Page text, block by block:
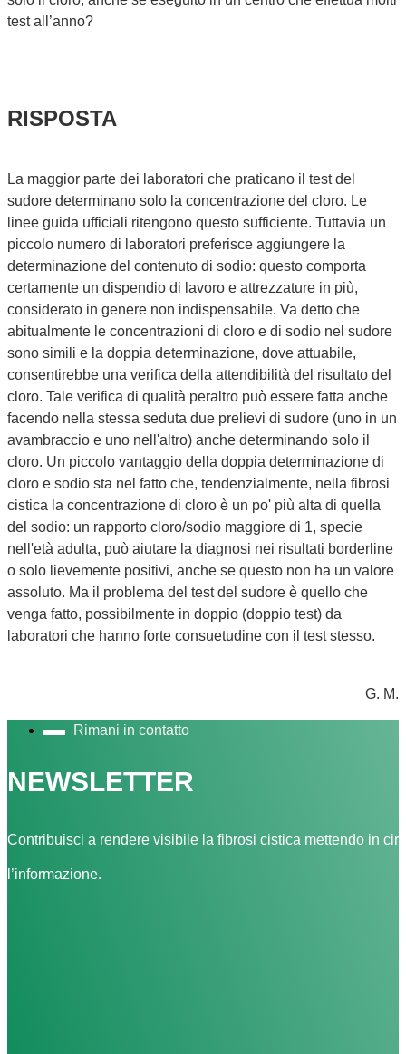
test all’anno?
RISPOSTA
La maggior parte dei laboratori che praticano il test del
sudore determinano solo la concentrazione del cloro. Le
linee guida ufficiali ritengono questo sufficiente. Tuttavia un
piccolo numero di laboratori preferisce aggiungere la
determinazione del contenuto di sodio: questo comporta
certamente un dispendio di lavoro e attrezzature in più,
considerato in genere non indispensabile. Va detto che
abitualmente le concentrazioni di cloro e di sodio nel sudore
sono simili e la doppia determinazione, dove attuabile,
consentirebbe una verifica della attendibilità del risultato del
cloro. Tale verifica di qualità peraltro può essere fatta anche
facendo nella stessa seduta due prelievi di sudore (uno in un
avambraccio e uno nell'altro) anche determinando solo il
cloro. Un piccolo vantaggio della doppia determinazione di
cloro e sodio sta nel fatto che, tendenzialmente, nella fibrosi
cistica la concentrazione di cloro è un po' più alta di quella
del sodio: un rapporto cloro/sodio maggiore di 1, specie
nell'età adulta, può aiutare la diagnosi nei risultati borderline
o solo lievemente positivi, anche se questo non ha un valore
assoluto. Ma il problema del test del sudore è quello che
venga fatto, possibilmente in doppio (doppio test) da
laboratori che hanno forte consuetudine con il test stesso.
G. M.
Rimani in contatto
NEWSLETTER
Contribuisci a rendere visibile la fibrosi cistica mettendo in
l’informazione.